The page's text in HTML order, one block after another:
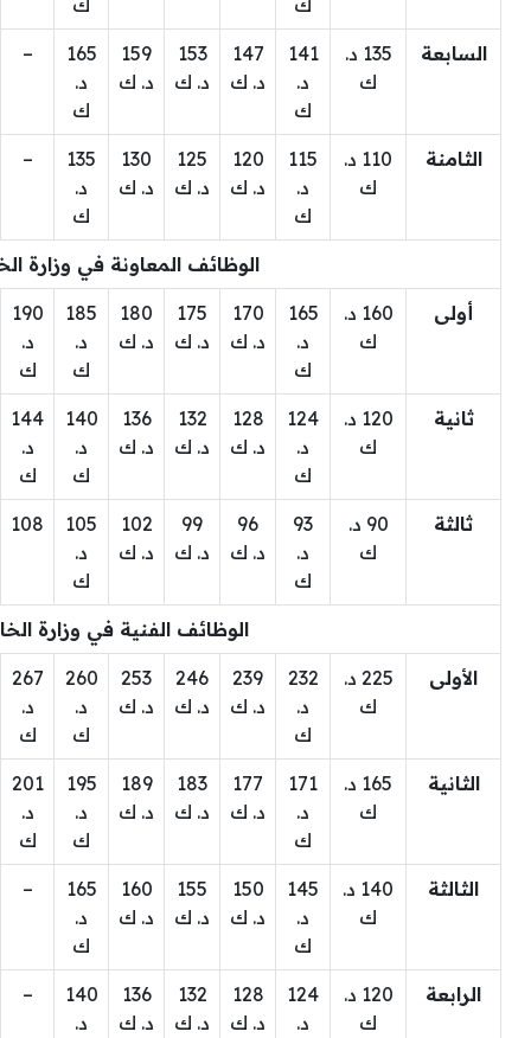
ك ك
السابعة
135 د.
ك
141
د.
ك
147
د. ك
153
د. ك
159
د. ك
165
د.
ك
–
الثامنة
110 د.
ك
115
د.
ك
120
د. ك
125
د. ك
130
د. ك
135
د.
ك
–
الوظائف المعاونة في وزارة
أولى
160 د.
ك
165
د.
ك
170
د. ك
175
د. ك
180
د. ك
185
د.
ك
190
د.
ك
ثانية
120 د.
ك
124
د.
ك
128
د. ك
132
د. ك
136
د. ك
140
د.
ك
144
د.
ك
ثالثة
90 د.
ك
93
د.
ك
96
د. ك
99
د. ك
102
د. ك
105
د.
ك
108
الوظائف الفنية في وزارة
الأولى
225 د.
ك
232
د.
ك
239
د. ك
246
د. ك
253
د. ك
260
د.
ك
267
د.
ك
الثانية
165 د.
ك
171
د.
ك
177
د. ك
183
د. ك
189
د. ك
195
د.
ك
201
د.
ك
الثالثة
140 د.
ك
145
د.
ك
150
د. ك
155
د. ك
160
د. ك
165
د.
ك
–
الرابعة
120 د.
ك
124
د.
128
د. ك
132
د. ك
136
د. ك
140
د.
–